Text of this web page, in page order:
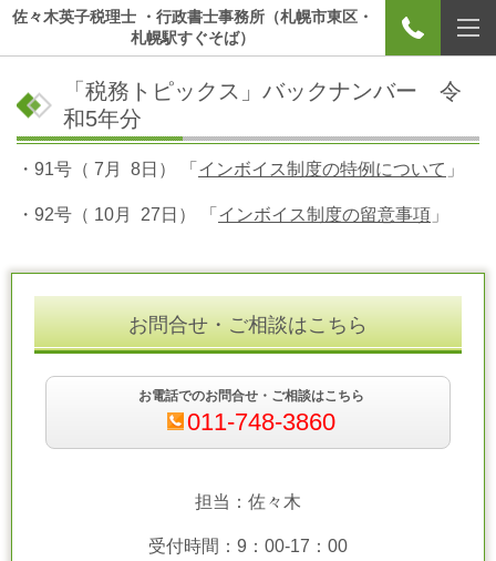
佐々木英子税理士 ・行政書士事務所（札幌市東区・
札幌駅すぐそば）
「税務トピックス」バックナンバー 令
和5年分
・91号（ 7月 8日） 「 インボイス制度の特例について 」
・92号（ 10月 27日） 「 インボイス制度の留意事項 」
お問合せ・ご相談はこちら
お電話でのお問合せ・ご相談はこちら
011-748-3860
担当：佐々木
受付時間：9：00-17：00